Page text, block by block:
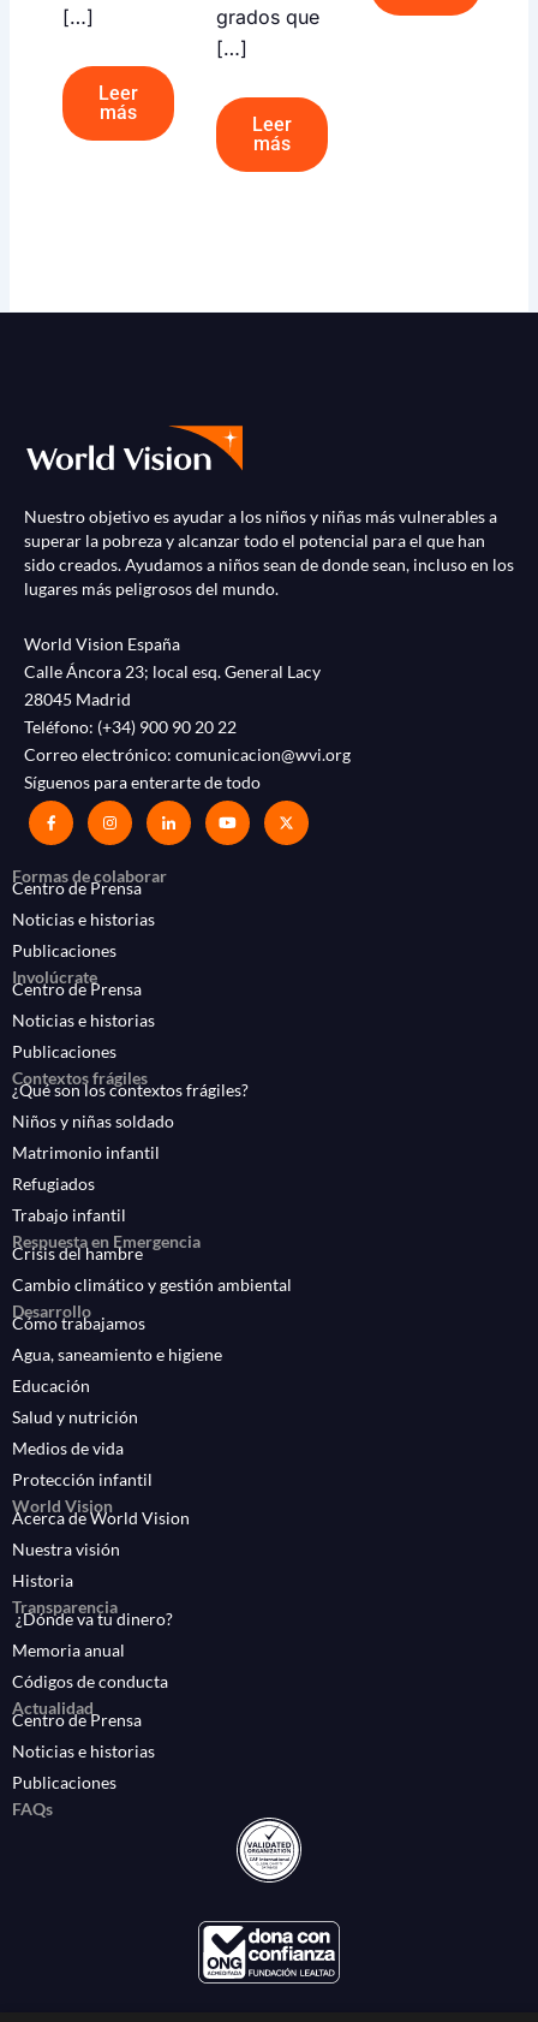
[…]
Leer
más
grados que
[…]
Leer
más
Nuestro objetivo es ayudar a los niños y niñas más vulnerables a
superar la pobreza y alcanzar todo el potencial para el que han
sido creados. Ayudamos a niños sean de donde sean, incluso en los
lugares más peligrosos del mundo.
World Vision España
Calle Áncora 23; local esq. General Lacy
28045 Madrid
Teléfono: (+34) 900 90 20 22
Correo electrónico: comunicacion@wvi.org
Síguenos para enterarte de todo
Formas de colaborar
Centro de Prensa
Noticias e historias
Publicaciones
Involúcrate
Centro de Prensa
Noticias e historias
Publicaciones
Contextos frágiles
¿Qué son los contextos frágiles?
Niños y niñas soldado
Matrimonio infantil
Refugiados
Trabajo infantil
Respuesta en Emergencia
Crisis del hambre
Cambio climático y gestión ambiental
Desarrollo
Cómo trabajamos
Agua, saneamiento e higiene
Educación
Salud y nutrición
Medios de vida
Protección infantil
World Vision
Acerca de World Vision
Nuestra visión
Historia
Transparencia
¿Dónde va tu dinero?
Memoria anual
Códigos de conducta
Actualidad
Centro de Prensa
Noticias e historias
Publicaciones
FAQs